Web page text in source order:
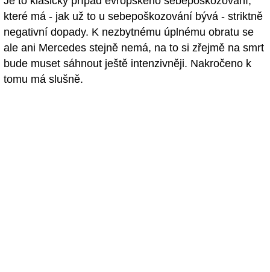
které má - jak už to u sebepoškozování bývá - striktně
negativní dopady. K nezbytnému úplnému obratu se
ale ani Mercedes stejně nemá, na to si zřejmě na smrt
bude muset sáhnout ještě intenzivněji. Nakročeno k
tomu má slušně.